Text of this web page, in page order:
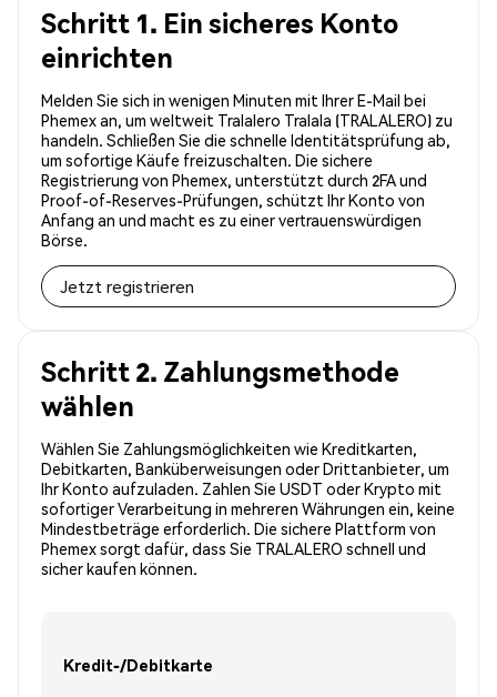
Schritt 1. Ein sicheres Konto
einrichten
Melden Sie sich in wenigen Minuten mit Ihrer E-Mail bei
Phemex an, um weltweit Tralalero Tralala (TRALALERO) zu
handeln. Schließen Sie die schnelle Identitätsprüfung ab,
um sofortige Käufe freizuschalten. Die sichere
Registrierung von Phemex, unterstützt durch 2FA und
Proof-of-Reserves-Prüfungen, schützt Ihr Konto von
Anfang an und macht es zu einer vertrauenswürdigen
Börse.
Jetzt registrieren
Schritt 2. Zahlungsmethode
wählen
Wählen Sie Zahlungsmöglichkeiten wie Kreditkarten,
Debitkarten, Banküberweisungen oder Drittanbieter, um
Ihr Konto aufzuladen. Zahlen Sie USDT oder Krypto mit
sofortiger Verarbeitung in mehreren Währungen ein, keine
Mindestbeträge erforderlich. Die sichere Plattform von
Phemex sorgt dafür, dass Sie TRALALERO schnell und
sicher kaufen können.
Kredit-/Debitkarte